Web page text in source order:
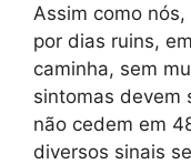
Assim como
por dias ruins,
caminha, sem
sintomas devem
não cedem em
diversos sinais